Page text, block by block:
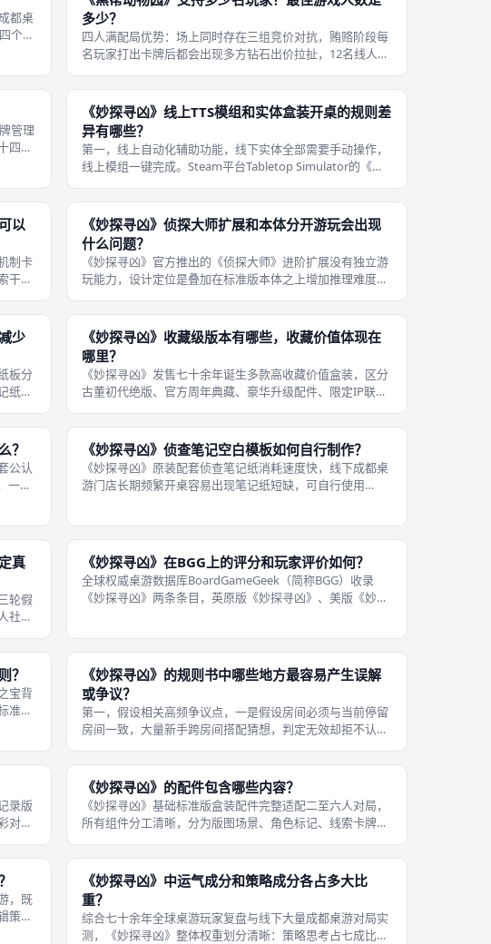
都桌
个回
多少？
四人满配局优势：场上同时存在三组竞价对抗，贿赂阶段每
名玩家打出卡牌后都会出现多方钻石出价拉扯，12名线人卡
占领、街区标记抢夺、人情标记交换等机制全部能完整触
发，每一轮都存在多线心理博弈，
管理
四》
《妙探寻凶》线上TTS模组和实体盒装开桌的规则差
异有哪些？
第一，线上自动化辅助功能，线下实体全部需要手动操作，
线上模组一键完成。Steam平台Tabletop Simulator的《妙
大师扩展全部底层判定规则，假设、指控、移动、出局、秘
密通道、双
以
制卡
干
准对
《妙探寻凶》侦探大师扩展和本体分开游玩会出现
什么问题？
《妙探寻凶》官方推出的《侦探大师》进阶扩展没有独立游
玩能力，设计定位是叠加在标准版本体之上增加推理难度，
断层、线索体系不完整多重致命问题，线下成都桌游开桌必
须本体与扩展成套搭配使用，仅拿扩
少
板分
纸，
卡
《妙探寻凶》收藏级版本有哪些，收藏价值体现在
哪里？
《妙探寻凶》发售七十余年诞生多款高收藏价值盒装，区分
古董初代绝版、官方周年典藏、豪华升级配件、限定IP联名
靠稀缺存量、独家限定配件、复古原版美术、专属解锁卡牌
形成溢价，国内收藏向成都桌游玩
？
公认
一套
《妙探寻凶》侦查笔记空白模板如何自行制作？
《妙探寻凶》原装配套侦查笔记纸消耗速度快，线下成都桌
游门店长期频繁开桌容易出现笔记纸短缺，可自行使用
类清单，额外预留侧边备注栏记录线
真
轮假
社交
员配
《妙探寻凶》在BGG上的评分和玩家评价如何？
全球权威桌游数据库BoardGameGeek（简称BGG）收录
《妙探寻凶》两条条目，英原版《妙探寻凶》、美版《妙探
游，评论区数
？
宝背
准，
《妙探寻凶》的规则书中哪些地方最容易产生误解
或争议？
第一，假设相关高频争议点，一是假设房间必须与当前停留
房间一致，大量新手跨房间搭配猜想，判定无效却拒不认
玩家无需核对，很多玩家要求全员依次展示卡牌，造成线索
过度泄露；三是手中有多张匹配猜想的
录版
对应
物名
《妙探寻凶》的配件包含哪些内容？
《妙探寻凶》基础标准版盒装配件完整适配二至六人对局，
所有组件分工清晰，分为版图场景、角色标记、线索卡牌、
快速分类摆放，配件无冗余无用组件，每一件都对应专属对
局功能，配套《侦探大师》扩展后会
，既
策略
《妙探寻凶》中运气成分和策略成分各占多大比
重？
综合七十余年全球桌游玩家复盘与线下大量成都桌游对局实
测，《妙探寻凶》整体权重划分清晰：策略思考占七成比